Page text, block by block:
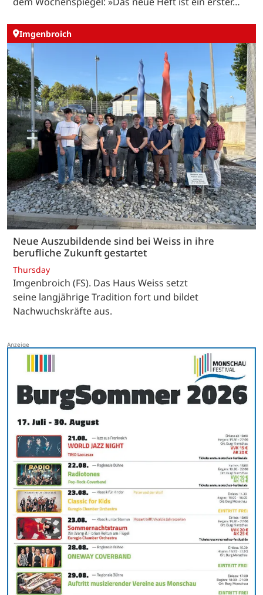
Imgenbroich
Neue Auszubildende sind bei Weiss in ihre
berufliche Zukunft gestartet
Thursday
Imgenbroich (FS). Das Haus Weiss setzt
seine langjährige Tradition fort und bildet
Nachwuchskräfte aus.